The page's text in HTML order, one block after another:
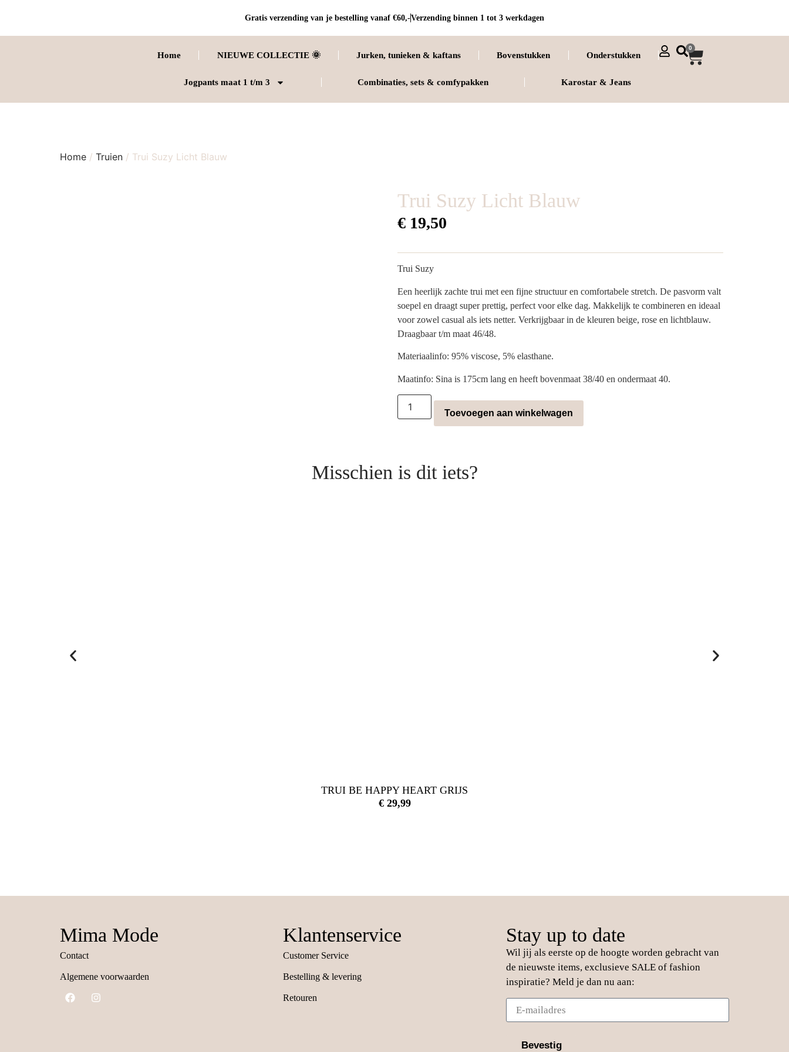
Gratis verzending van je bestelling vanaf €60,-Verzending binnen 1 tot 3 werkdagen
Home NIEUWE COLLECTIE 🌞 Jurken, tunieken & kaftans Bovenstukken Onderstukken
Jogpants maat 1 t/m 3 Combinaties, sets & comfypakken Karostar & Jeans
0
Home / Truien / Trui Suzy Licht Blauw
Trui Suzy Licht Blauw
€19,50
Trui Suzy
Een heerlijk zachte trui met een fijne structuur en comfortabele stretch. De pasvorm valt
soepel en draagt super prettig, perfect voor elke dag. Makkelijk te combineren en ideaal
voor zowel casual als iets netter. Verkrijgbaar in de kleuren beige, rose en lichtblauw.
Draagbaar t/m maat 46/48.
Materiaalinfo: 95% viscose, 5% elasthane.
Maatinfo: Sina is 175cm lang en heeft bovenmaat 38/40 en ondermaat 40.
Toevoegen aan winkelwagen
Misschien is dit iets?
TRUI BE HAPPY HEART GRIJS
€29,99
Mima Mode
Contact
Algemene voorwaarden
Klantenservice
Customer Service
Bestelling & levering
Retouren
Stay up to date
Wil jij als eerste op de hoogte worden gebracht van
de nieuwste items, exclusieve SALE of fashion
inspiratie? Meld je dan nu aan:
Bevestig